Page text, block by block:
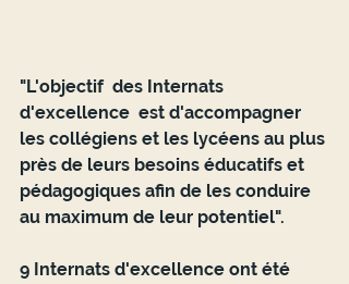
"L'objectif  des Internats
d'excellence  est d'accompagner
les collégiens et les lycéens au plus
près de leurs besoins éducatifs et
pédagogiques afin de les conduire
au maximum de leur potentiel".
9 Internats d'excellence ont été